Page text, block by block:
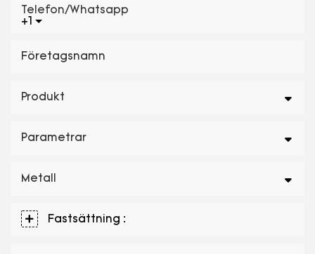
+1
Telefon/whatsapp
Företagsnamn
Produkt
Parametrar
Metall
Fastsättning :